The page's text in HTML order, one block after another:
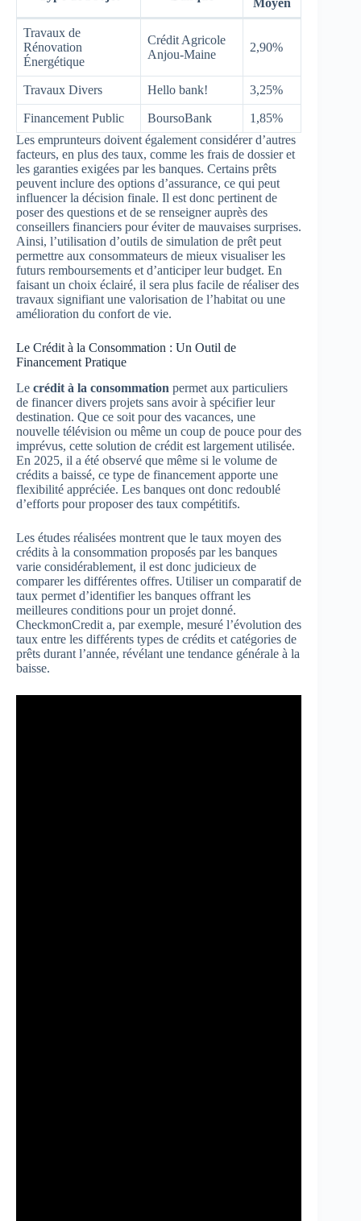
Travaux de
Rénovation
Énergétique
Crédit Agricole
Anjou-Maine
2,90%
Travaux Divers Hello bank! 3,25%
Financement Public BoursoBank
1,85%
Les emprunteurs doivent également considérer d’autres
facteurs, en plus des taux, comme les frais de dossier et
les garanties exigées par les banques. Certains prêts
peuvent inclure des options d’assurance, ce qui peut
influencer la décision finale. Il est donc pertinent de
poser des questions et de se renseigner auprès des
conseillers financiers pour éviter de mauvaises surprises.
Ainsi, l’utilisation d’outils de simulation de prêt peut
permettre aux consommateurs de mieux visualiser les
futurs remboursements et d’anticiper leur budget. En
faisant un choix éclairé, il sera plus facile de réaliser des
travaux signifiant une valorisation de l’habitat ou une
amélioration du confort de vie.
Le Crédit à la Consommation : Un Outil de
Financement Pratique
Le crédit à la consommation permet aux particuliers
de financer divers projets sans avoir à spécifier leur
destination. Que ce soit pour des vacances, une
nouvelle télévision ou même un coup de pouce pour des
imprévus, cette solution de crédit est largement utilisée.
En 2025, il a été observé que même si le volume de
crédits a baissé, ce type de financement apporte une
flexibilité appréciée. Les banques ont donc redoublé
d’efforts pour proposer des taux compétitifs.
Les études réalisées montrent que le taux moyen des
crédits à la consommation proposés par les banques
varie considérablement, il est donc judicieux de
comparer les différentes offres. Utiliser un comparatif de
taux permet d’identifier les banques offrant les
meilleures conditions pour un projet donné.
CheckmonCredit a, par exemple, mesuré l’évolution des
taux entre les différents types de crédits et catégories de
prêts durant l’année, révélant une tendance générale à la
baisse.